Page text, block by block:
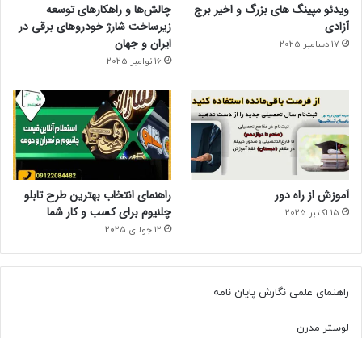
ویدئو مپینگ های بزرگ و اخیر برج
آزادی
17 دسامبر 2025
چالش‌ها و راهکارهای توسعه
زیرساخت شارژ خودروهای برقی در
ایران و جهان
16 نوامبر 2025
آموزش از راه دور
15 اکتبر 2025
راهنمای انتخاب بهترین طرح تابلو
چلنیوم برای کسب و کار شما
12 جولای 2025
راهنمای علمی نگارش پایان نامه
لوستر مدرن